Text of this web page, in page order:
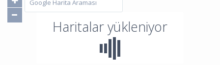
Haritalar yükleniyor